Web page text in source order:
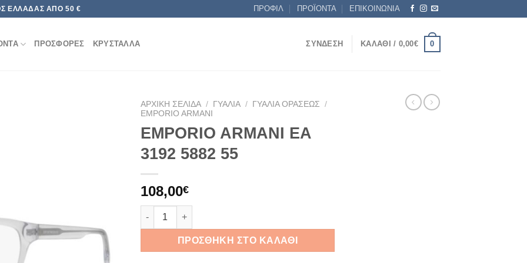
ΕΛΛΆΔΑΣ ΑΠΌ 50 € ΠΡΟΦΙΛ ΠΡΟΪΟΝΤΑ ΕΠΙΚΟΙΝΩΝΙΑ
ΠΡΟΣΦΟΡΕΣ ΚΡΥΣΤΑΛΛΑ ΣΎΝΔΕΣΗ ΚΑΛΆΘΙ / 0,00€ 0
ΑΡΧΙΚΉ ΣΕΛΊΔΑ / ΓΥΑΛΙΆ / ΓΥΑΛΙΆ ΟΡΆΣΕΩΣ
/
EMPORIO ARMANI
EMPORIO ARMANI EA
3192 5882 55
108,00€
EMPORIO ARMANI EA 3192 5882 55 ποσότητα
ΠΡΟΣΘΉΚΗ ΣΤΟ ΚΑΛΆΘΙ